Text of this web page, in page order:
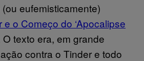
eufemisticamente)
e o Começo do ‘Apocalipse
O texto era, em grande
contra o Tinder e todo